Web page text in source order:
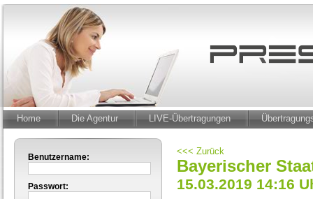
Home Die Agentur LIVE-Übertragungen
Benutzername:
Passwort:
<<< Zurück
Bayerischer
15.03.2019 14:16